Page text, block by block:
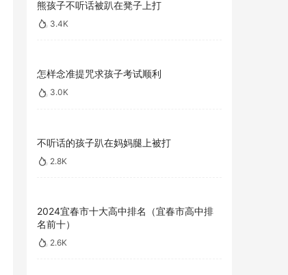
熊孩子不听话被趴在凳子上打
3.4K
怎样念准提咒求孩子考试顺利
3.0K
不听话的孩子趴在妈妈腿上被打
2.8K
2024宜春市十大高中排名（宜春市高中排
名前十）
2.6K